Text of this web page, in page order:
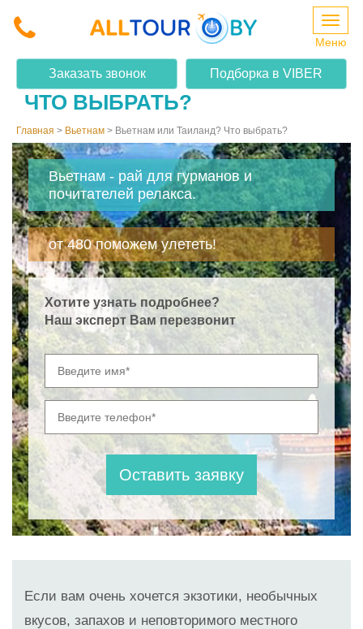
Меню
Заказать звонок Подборка в VIBER
ВЬЕТНАМ ИЛИ ТАИЛАНД?
ЧТО ВЫБРАТЬ?
Главная > Вьетнам > Вьетнам или Таиланд? Что выбрать?
Вьетнам - рай для гурманов и
почитателей релакса.
от 480 поможем улететь!
Хотите узнать подробнее?
Наш эксперт Вам перезвонит
Если вам очень хочется экзотики, необычных
вкусов, запахов и неповторимого местного